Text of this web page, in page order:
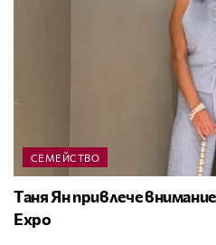
СЕМЕЙСТВО
Таня Ян привлече
Expo